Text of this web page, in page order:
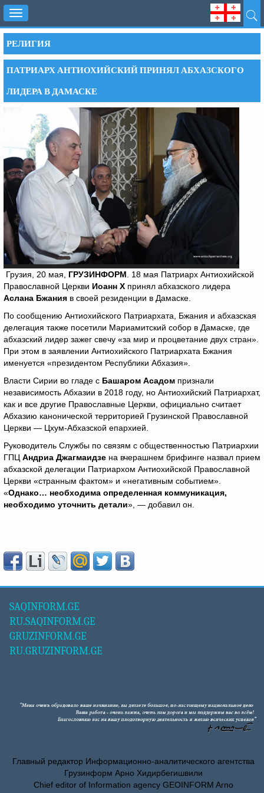
Toggle
navigation
РЕЛИГИЯ
ПАТРИАРХ АНТИОХИЙСКИЙ ПРИНЯЛ АБХАЗСКОГО
ЛИДЕРА В ДАМАСКЕ
Грузия, 20 мая, ГРУЗИНФОРМ . 18 мая Патриарх Антиохийской
Православной Церкви Иоанн X принял абхазского лидера
Аслана Бжания в своей резиденции в Дамаске.
По сообщению Антиохийского Патриархата, Бжания и абхазская
делегация также посетили Мариамитский собор в Дамаске, где
абхазский лидер зажег свечу «за мир и процветание двух стран».
При этом в заявлении Антиохийского Патриархата Бжания
именуется «президентом Республики Абхазия».
Власти Сирии во гладе с Башаром Асадом признали
независимость Абхазии в 2018 году, но Антиохийский Патриархат,
как и все другие Православные Церкви, официально считает
Абхазию канонической территорией Грузинской Православной
Церкви — Цхум-Абхазской епархией.
Руководитель Службы по связям с общественностью Патриархии
ГПЦ Андриа Джагмаидзе на вчерашнем брифинге назвал прием
абхазской делегации Патриархом Антиохийской Православной
Церкви «странным фактом» и «негативным событием».
«Однако… необходима определенная коммуникация,
необходимо уточнить детали», — добавил он.
SAQINFORM.GE
RU.SAQINFORM.GE
GRUZINFORM.GE
RU.GRUZINFORM.GE
Главный редактор Информационно-аналитического агентства
Грузинформ Арно Хидирбегишвили
Chief editor of Information agency GEOINFORM Arno